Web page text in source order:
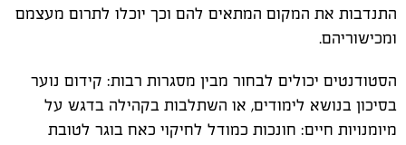
התנדבות את המקום המתאים להם וכך יוכלו לתרום מעצמם
ומכישוריהם.
הסטודנטים יכולים לבחור מבין מסגרות רבות: קידום נוער
בסיכון בנושא לימודים, או השתלבות בקהילה בדגש על
מיומנויות חיים: חונכות כמודל לחיקוי כאח בוגר לטובת